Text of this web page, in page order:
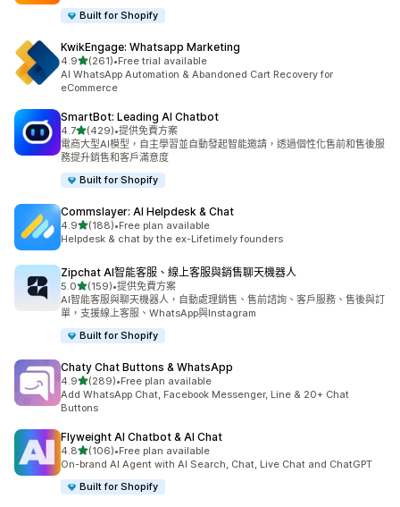
Built for Shopify
KwikEngage: Whatsapp Marketing
4.9滿分 5 顆星
(261)
共有 261 則評價
•Free trial available
AI WhatsApp Automation & Abandoned Cart Recovery for
eCommerce
SmartBot: Leading AI Chatbot
4.7滿分 5 顆星
(429)
共有 429 則評價
•提供免費方案
電商大型AI模型，自主學習並自動發起智能邀請，透過個性化售前和售後服
務提升銷售和客戶滿意度
Built for Shopify
Commslayer: AI Helpdesk & Chat
4.9滿分 5 顆星
(188)
共有 188 則評價
•Free plan available
Helpdesk & chat by the ex-Lifetimely founders
Zipchat AI智能客服、線上客服與銷售聊天機器人
5.0滿分 5 顆星
(159)
共有 159 則評價
•提供免費方案
AI智能客服與聊天機器人，自動處理銷售、售前諮詢、客戶服務、售後與訂
單，支援線上客服、WhatsApp與Instagram
Built for Shopify
Chaty Chat Buttons & WhatsApp
4.9滿分 5 顆星
(289)
共有 289 則評價
•Free plan available
Add WhatsApp Chat, Facebook Messenger, Line & 20+ Chat
Buttons
Flyweight AI Chatbot & AI Chat
4.8滿分 5 顆星
(106)
共有 106 則評價
•Free plan available
On-brand AI Agent with AI Search, Chat, Live Chat and ChatGPT
Built for Shopify